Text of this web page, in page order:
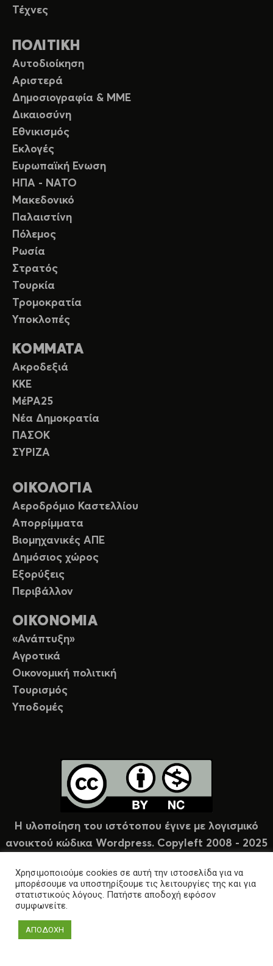
Τέχνες
ΠΟΛΙΤΙΚΗ
Αυτοδιοίκηση
Αριστερά
Δημοσιογραφία & ΜΜΕ
Δικαιοσύνη
Εθνικισμός
Εκλογές
Ευρωπαϊκή Ενωση
ΗΠΑ - ΝΑΤΟ
Μακεδονικό
Παλαιστίνη
Πόλεμος
Ρωσία
Στρατός
Τουρκία
Τρομοκρατία
Υποκλοπές
ΚΟΜΜΑΤΑ
Ακροδεξιά
ΚΚΕ
ΜέΡΑ25
Νέα Δημοκρατία
ΠΑΣΟΚ
ΣΥΡΙΖΑ
ΟΙΚΟΛΟΓΙΑ
Αεροδρόμιο Καστελλίου
Απορρίμματα
Βιομηχανικές ΑΠΕ
Δημόσιος χώρος
Εξορύξεις
Περιβάλλον
ΟΙΚΟΝΟΜΙΑ
«Ανάπτυξη»
Αγροτικά
Οικονομική πολιτική
Τουρισμός
Υποδομές
Η υλοποίηση του ιστότοπου έγινε με λογισμικό
ανοικτού κώδικα Wordpress. Copyleft 2008 - 2025
Χρησιμοποιούμε cookies σε αυτή την ιστοσελίδα για να
μπορέσουμε να υποστηρίξουμε τις λειτουργίες της και για
στατιστικούς λόγους. Πατήστε αποδοχή εφόσον
συμφωνείτε.
ΑΠΟΔΟΧΗ